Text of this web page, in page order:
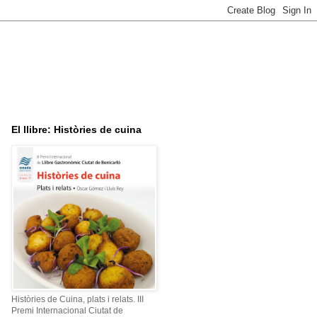
El llibre: Històries de cuina
Històries de Cuina, plats i relats. III
Premi Internacional Ciutat de